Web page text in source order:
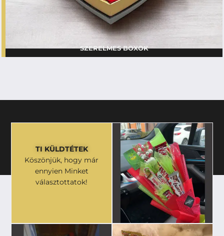
SZERELMES BOXOK
TI KÜLDTÉTEK
Köszönjük, hogy már
ennyien Minket
választottatok!